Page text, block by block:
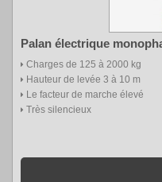
Palan électrique
Charges de 125 à 2000 kg
Hauteur de levée 3 à 10 m
Le facteur de marche élevé
Très silencieux